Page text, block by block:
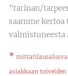
"tarinan/
saamme
valmistuneesta
*
asiakkaan